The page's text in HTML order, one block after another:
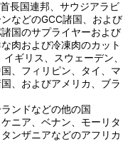
長国連邦、サウジアラビ
などのGCC諸国、および
国のサプライヤーおよび
肉および冷凍肉のカット
ギリス、スウェーデン、
、フィリピン、タイ、マ
、およびアメリカ、ブラ
ンドなどの他の国
ニア、ベナン、モーリタ
ンザニアなどのアフリカ